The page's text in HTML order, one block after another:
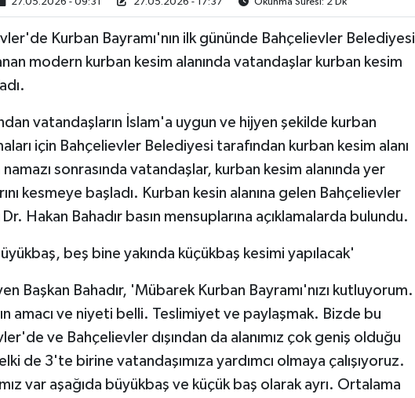
27.05.2026 - 09:31 27.05.2026 - 17:37 Okunma Süresi: 2 Dk
Kurban Bayramı'nın ilk gününde Bahçelievler Belediyesi
modern kurban kesim alanında vatandaşlar kurban kesim
vatandaşların İslam'a uygun ve hijyen şekilde kurban
için Bahçelievler Belediyesi tarafından kurban kesim alanı
namazı sonrasında vatandaşlar, kurban kesim alanında yer
kesmeye başladı. Kurban kesin alanına gelen Bahçelievler
Hakan Bahadır basın mensuplarına açıklamalarda bulundu.
beş bine yakında küçükbaş kesimi yapılacak'
Başkan Bahadır, 'Mübarek Kurban Bayramı'nızı kutluyorum.
amacı ve niyeti belli. Teslimiyet ve paylaşmak. Bizde bu
ve Bahçelievler dışından da alanımız çok geniş olduğu
de 3'te birine vatandaşımıza yardımcı olmaya çalışıyoruz.
var aşağıda büyükbaş ve küçük baş olarak ayrı. Ortalama